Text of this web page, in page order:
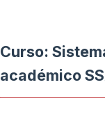
Curso:
académico